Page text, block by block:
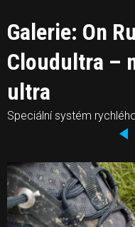
Galerie: On
Cloudultra –
ultra
Speciální systém